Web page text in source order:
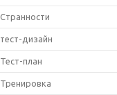
Странности
тест-дизайн
Тест-план
Тренировка